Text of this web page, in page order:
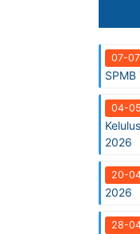
07-
04-
2026
20-
2026
28-